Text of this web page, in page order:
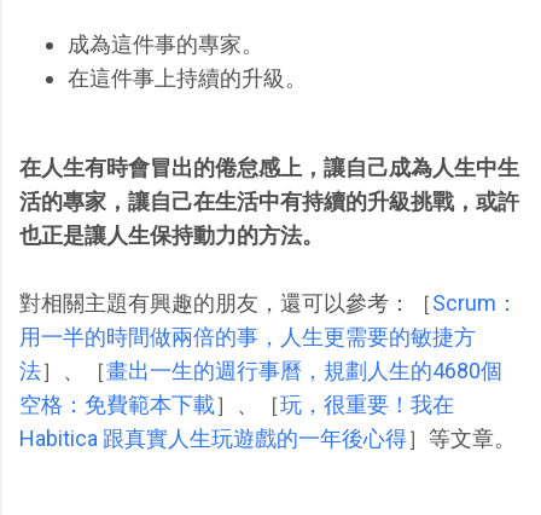
成為這件事的專家。
在這件事上持續的升級。
在人生有時會冒出的倦怠感上，讓自己成為人生中生
活的專家，讓自己在生活中有持續的升級挑戰，或許
也正是讓人生保持動力的方法。
對相關主題有興趣的朋友，還可以參考：［Scrum：
用一半的時間做兩倍的事，人生更需要的敏捷方
法］、［畫出一生的週行事曆，規劃人生的4680個
空格：免費範本下載］、［玩，很重要！我在
Habitica 跟真實人生玩遊戲的一年後心得］等文章。